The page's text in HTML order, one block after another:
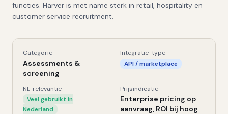
functies. Harver is met name sterk in retail, hospitality en
customer service recruitment.
Harver, Kerngegevens
Categorie
Assessments &
screening
Integratie-type
API / marketplace
NL-relevantie
Veel gebruikt in
Nederland
Prijsindicatie
Enterprise pricing op
aanvraag, ROI bij hoog